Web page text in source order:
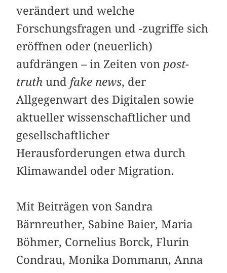
verändert und welche
Forschungsfragen und -zugriffe sich
eröffnen oder (neuerlich)
aufdrängen – in Zeiten von post-
truth und fake news, der
Allgegenwart des Digitalen sowie
aktueller wissenschaftlicher und
gesellschaftlicher
Herausforderungen etwa durch
Klimawandel oder Migration.
Mit Beiträgen von Sandra
Bärnreuther, Sabine Baier, Maria
Böhmer, Cornelius Borck, Flurin
Condrau, Monika Dommann, Anna